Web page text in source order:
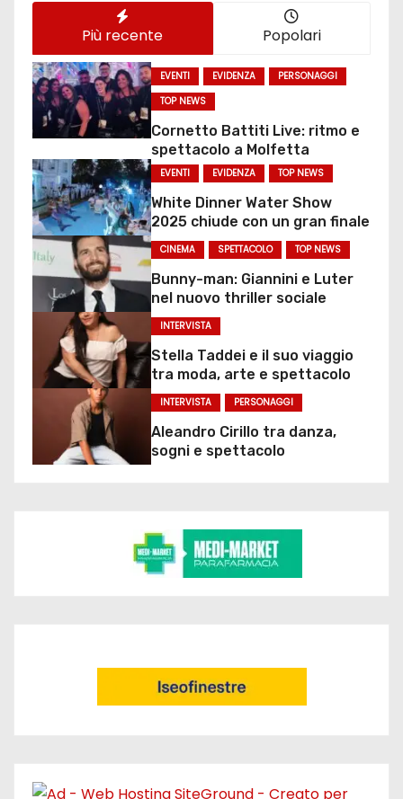
Più recente Popolari
EVENTI EVIDENZA
PERSONAGGI
TOP NEWS
Cornetto Battiti Live: ritmo e
spettacolo a Molfetta
EVENTI EVIDENZA TOP NEWS
White Dinner Water Show
2025 chiude con un gran finale
CINEMA SPETTACOLO TOP NEWS
Bunny-man: Giannini e Luter
nel nuovo thriller sociale
INTERVISTA
Stella Taddei e il suo viaggio
tra moda, arte e spettacolo
INTERVISTA PERSONAGGI
Aleandro Cirillo tra danza,
sogni e spettacolo